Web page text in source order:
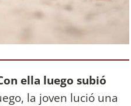
ella luego subió
la joven lució una